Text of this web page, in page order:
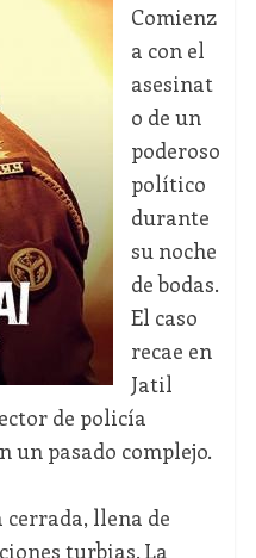
Comienz
a con el
asesinat
o de un
poderoso
político
durante
su noche
de bodas.
El caso
recae en
Jatil
de policía
un pasado complejo.
llena de
turbias. La